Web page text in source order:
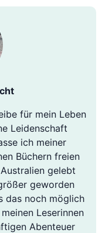
für mein Leben
Leidenschaft
ich meiner
Büchern freien
gelebt
geworden
das noch möglich
Leserinnen
Abenteuer